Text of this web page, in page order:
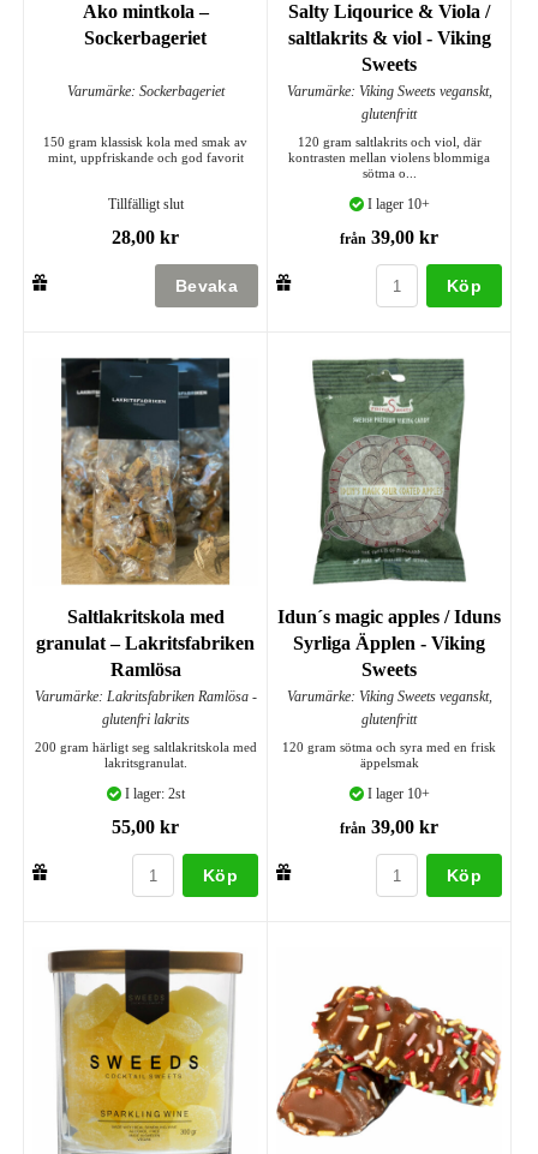
Ako mintkola –
Sockerbageriet
Varumärke: Sockerbageriet
150 gram klassisk kola med smak av
mint, uppfriskande och god favorit
Tillfälligt slut
28,00 kr
Salty Liqourice & Viola /
saltlakrits & viol - Viking
Sweets
Varumärke: Viking Sweets veganskt,
glutenfritt
120 gram saltlakrits och viol, där
kontrasten mellan violens blommiga
sötma o...
I lager 10+
från 39,00 kr
Köp
Saltlakritskola med
granulat – Lakritsfabriken
Ramlösa
Varumärke: Lakritsfabriken Ramlösa -
glutenfri lakrits
200 gram härligt seg saltlakritskola med
lakritsgranulat.
I lager: 2st
55,00 kr
Köp
Idun´s magic apples / Iduns
Syrliga Äpplen - Viking
Sweets
Varumärke: Viking Sweets veganskt,
glutenfritt
120 gram sötma och syra med en frisk
äppelsmak
I lager 10+
från 39,00 kr
Köp